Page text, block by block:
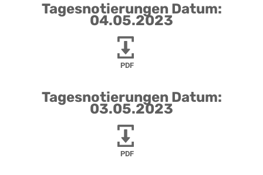
Tagesnotierungen Datum:
04.05.2023
PDF
Tagesnotierungen Datum:
03.05.2023
PDF